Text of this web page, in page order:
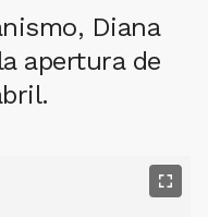
apertura de